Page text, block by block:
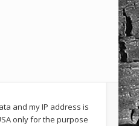
and my IP address is
only for the purpose